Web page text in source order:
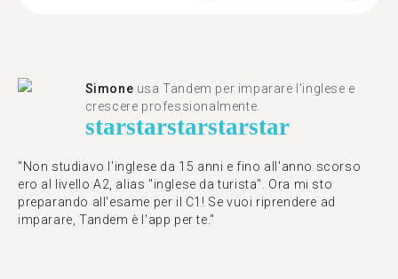
Simone usa Tandem per imparare l'inglese e
crescere professionalmente.
starstarstarstarstar
"Non studiavo l'inglese da 15 anni e fino all'anno scorso
ero al livello A2, alias "inglese da turista". Ora mi sto
preparando all'esame per il C1! Se vuoi riprendere ad
imparare, Tandem è l'app per te."